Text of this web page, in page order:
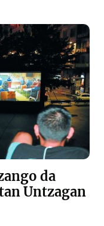
da
Untzagan